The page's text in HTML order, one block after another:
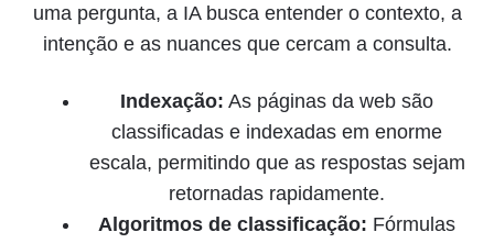
uma pergunta, a IA busca entender o contexto, a
intenção e as nuances que cercam a consulta.
Indexação: As páginas da web são
classificadas e indexadas em enorme
escala, permitindo que as respostas sejam
retornadas rapidamente.
Algoritmos de classificação: Fórmulas